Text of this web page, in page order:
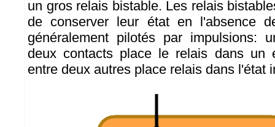
un gros relais bistable. Les relais
de conserver leur état en l'absence
généralement pilotés par impulsions:
deux contacts place le relais dans un
entre deux autres place relais dans l'état